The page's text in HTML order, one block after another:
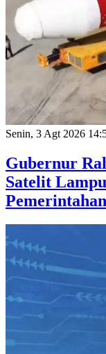
Senin, 3 Agt 2026
Gubernur
Satelit